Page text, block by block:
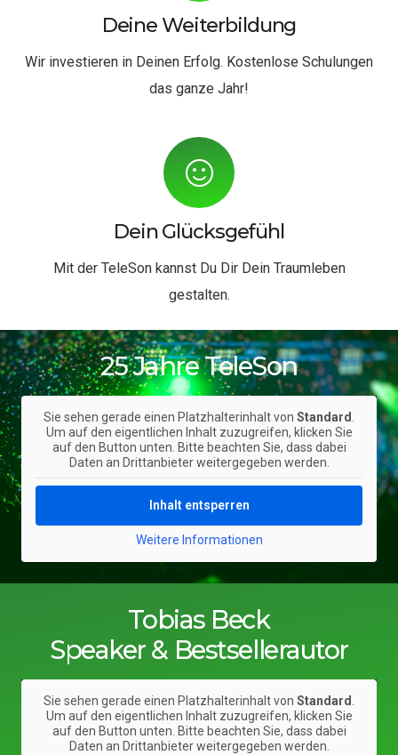
Deine Weiterbildung
Wir investieren in Deinen Erfolg. Kostenlose Schulungen
das ganze Jahr!
Dein Glücksgefühl
Mit der TeleSon kannst Du Dir Dein Traumleben
gestalten.
25 Jahre TeleSon
Sie sehen gerade einen Platzhalterinhalt von Standard
Um auf den eigentlichen Inhalt zuzugreifen, klicken Sie
auf den Button unten. Bitte beachten Sie, dass dabei
Daten an Drittanbieter weitergegeben werden.
Inhalt entsperren
Weitere Informationen
Tobias Beck
Speaker & Bestsellerautor
Sie sehen gerade einen Platzhalterinhalt von Standard
Um auf den eigentlichen Inhalt zuzugreifen, klicken Sie
auf den Button unten. Bitte beachten Sie, dass dabei
Daten an Drittanbieter weitergegeben werden.